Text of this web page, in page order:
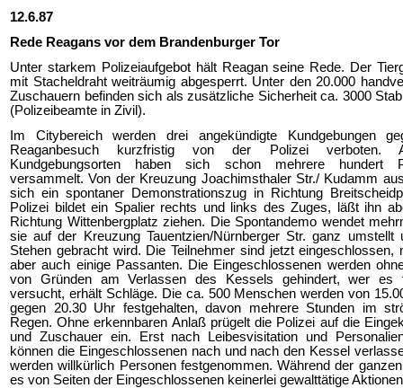
12.6.87
Rede Reagans vor dem Brandenburger Tor
Unter starkem Polizeiaufgebot hält Reagan seine Rede. Der
mit Stacheldraht weiträumig abgesperrt. Unter den 20.000
Zuschauern befinden sich als zusätzliche Sicherheit ca. 3000
(Polizeibeamte in Zivil).
Im Citybereich werden drei angekündigte Kundgebungen
Reaganbesuch kurzfristig von der Polizei verboten.
Kundgebungsorten haben sich schon mehrere hundert
versammelt. Von der Kreuzung Joachimsthaler Str./ Kudamm
sich ein spontaner Demonstrationszug in Richtung
Polizei bildet ein Spalier rechts und links des Zuges, läßt ihn
Richtung Wittenbergplatz ziehen. Die Spontandemo wendet
sie auf der Kreuzung Tauentzien/Nürnberger Str. ganz umstellt
Stehen gebracht wird. Die Teilnehmer sind jetzt eingeschlossen,
aber auch einige Passanten. Die Eingeschlossenen werden
von Gründen am Verlassen des Kessels gehindert, wer es
versucht, erhält Schläge. Die ca. 500 Menschen werden von
gegen 20.30 Uhr festgehalten, davon mehrere Stunden im
Regen. Ohne erkennbaren Anlaß prügelt die Polizei auf die
und Zuschauer ein. Erst nach Leibesvisitation und
können die Eingeschlossenen nach und nach den Kessel
werden willkürlich Personen festgenommen. Während der
es von Seiten der Eingeschlossenen keinerlei gewalttätige